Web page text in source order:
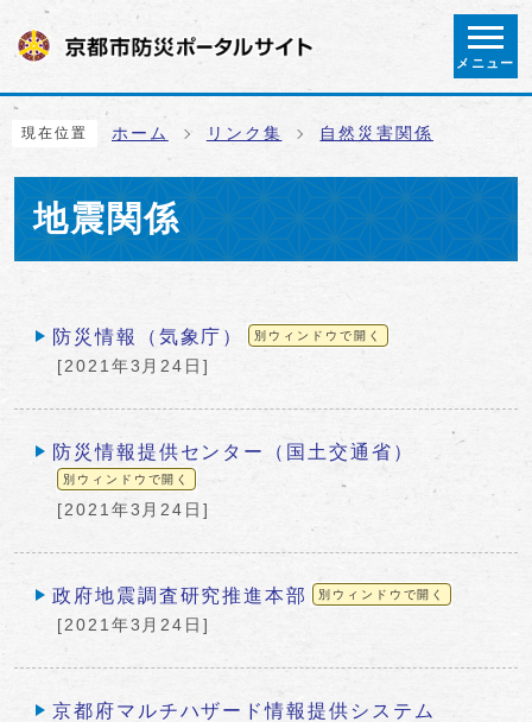
ページの先頭です
メニュー
ここから本文です
現在位置 ホーム リンク集 自然災害関係
地震関係
メインメニュー
防災情報（気象庁） 別ウィンドウで開く
[2021年3月24日]
防災情報提供センター（国土交通省）
別ウィンドウで開く
[2021年3月24日]
政府地震調査研究推進本部 別ウィンドウで開く
[2021年3月24日]
京都府マルチハザード情報提供システム